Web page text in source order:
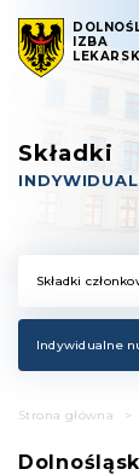
IZBA
Składki
Składki
Indywidualne
Strona główna >